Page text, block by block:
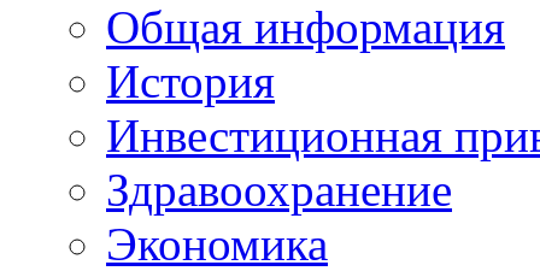
Общая информация
История
Инвестиционная
Здравоохранение
Экономика